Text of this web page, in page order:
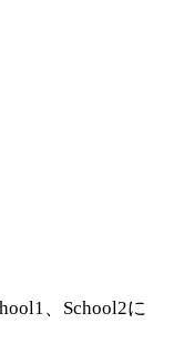
、School2に